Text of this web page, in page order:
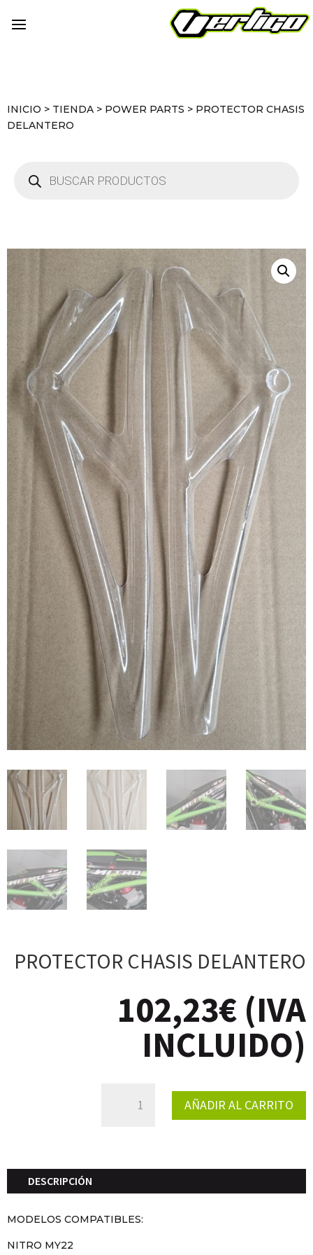
INICIO > TIENDA > POWER PARTS > PROTECTOR CHASIS
DELANTERO
productos
PROTECTOR CHASIS DELANTERO
102,23€ (IVA
INCLUIDO)
AÑADIR AL CARRITO
DESCRIPCIÓN
MODELOS COMPATIBLES:
NITRO MY22